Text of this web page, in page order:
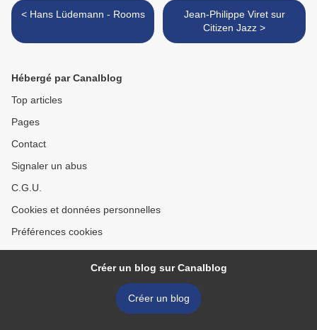
< Hans Lüdemann - Rooms
Jean-Philippe Viret sur
Citizen Jazz >
Hébergé par Canalblog
Top articles
Pages
Contact
Signaler un abus
C.G.U.
Cookies et données personnelles
Préférences cookies
Créer un blog sur Canalblog
Créer un blog